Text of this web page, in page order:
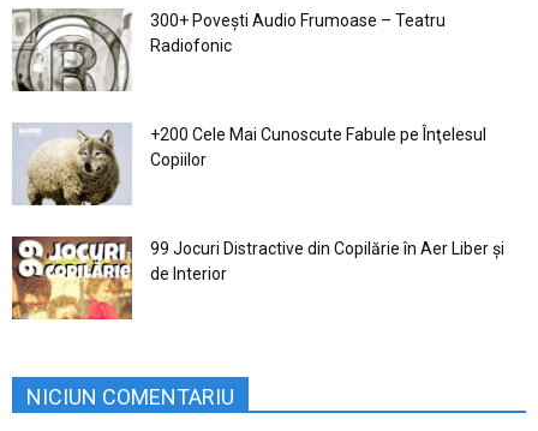
300+ Povești Audio Frumoase – Teatru
Radiofonic
+200 Cele Mai Cunoscute Fabule pe Înţelesul
Copiilor
99 Jocuri Distractive din Copilărie în Aer Liber şi
de Interior
NICIUN COMENTARIU